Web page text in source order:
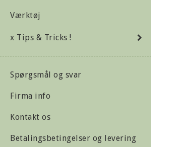
Værktøj
x Tips & Tricks !
Spørgsmål og svar
Firma info
Kontakt os
Betalingsbetingelser og levering